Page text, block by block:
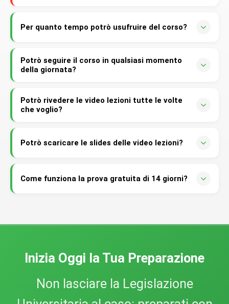
Per quanto tempo potrò usufruire del corso?
piano di iscrizione ad Academy. Finché sei iscritto,
hai accesso illimitato a tutte le lezioni, in qualsiasi
Potrò seguire il corso in qualsiasi momento
della giornata?
semplicemente collegandoti ad Academy ed accedendo
con il tuo account. Da pc, tablet o smartphone, 24 ore
Potrò rivedere le video lezioni tutte le volte
che voglio?
vorrai e su tutti i tuoi dispositivi. Ideale per ripassare
Potrò scaricare le slides delle video lezioni?
direttamente dalla piattaforma. Comodissime per
Come funziona la prova gratuita di 14 giorni?
carta di credito. È il modo più semplice per capire se
Inizia Oggi la Tua Preparazione
Non lasciare la Legislazione